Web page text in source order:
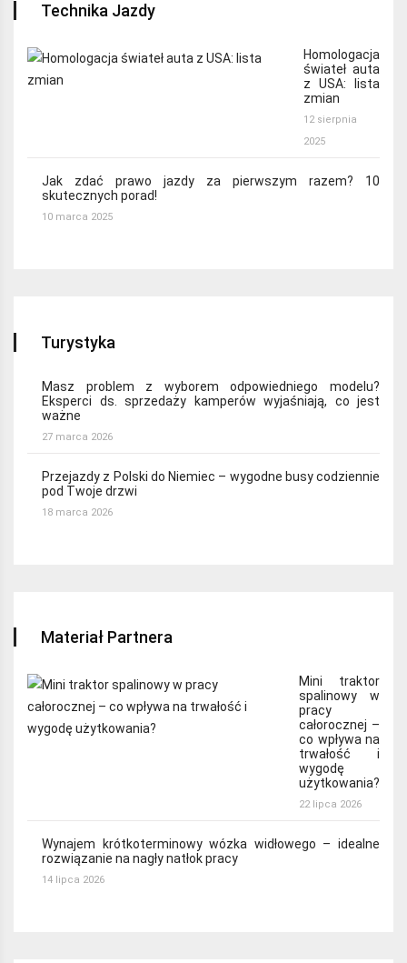
Technika Jazdy
Homologacja
świateł auta
z USA: lista
zmian
12 sierpnia
2025
Jak zdać prawo jazdy za pierwszym razem? 10
skutecznych porad!
10 marca 2025
Turystyka
Masz problem z wyborem odpowiedniego modelu?
Eksperci ds. sprzedaży kamperów wyjaśniają, co jest
ważne
27 marca 2026
Przejazdy z Polski do Niemiec – wygodne busy codziennie
pod Twoje drzwi
18 marca 2026
Materiał Partnera
Mini traktor
spalinowy w
pracy
całorocznej –
co wpływa na
trwałość i
wygodę
użytkowania?
22 lipca 2026
Wynajem krótkoterminowy wózka widłowego – idealne
rozwiązanie na nagły natłok pracy
14 lipca 2026